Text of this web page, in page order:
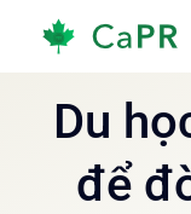
Trang chủ
Dịch vụ
Trang chủ
Dịch vụ
Du
để